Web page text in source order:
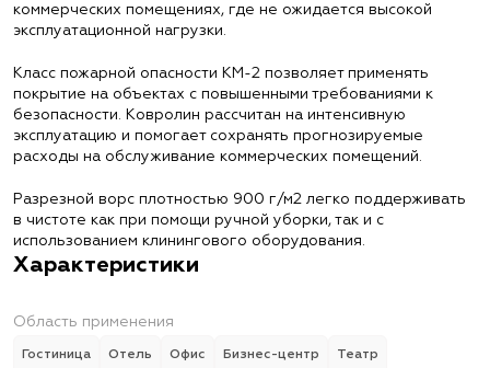
коммерческих помещениях, где не ожидается высокой
эксплуатационной нагрузки.
Класс пожарной опасности КМ-2 позволяет применять
покрытие на объектах с повышенными требованиями к
безопасности. Ковролин рассчитан на интенсивную
эксплуатацию и помогает сохранять прогнозируемые
расходы на обслуживание коммерческих помещений.
Разрезной ворс плотностью 900 г/м2 легко поддерживать
в чистоте как при помощи ручной уборки, так и с
использованием клинингового оборудования.
Характеристики
Область применения
Гостиница Отель Офис Бизнес-центр Театр